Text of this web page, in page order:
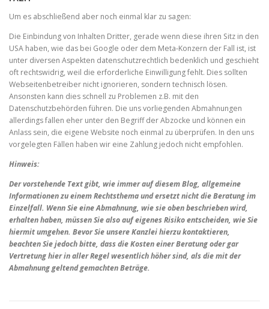
Um es abschließend aber noch einmal klar zu sagen:
Die Einbindung von Inhalten Dritter, gerade wenn diese ihren Sitz in den
USA haben, wie das bei Google oder dem Meta-Konzern der Fall ist, ist
unter diversen Aspekten datenschutzrechtlich bedenklich und geschieht
oft rechtswidrig, weil die erforderliche Einwilligung fehlt. Dies sollten
Webseitenbetreiber nicht ignorieren, sondern technisch lösen.
Ansonsten kann dies schnell zu Problemen z.B. mit den
Datenschutzbehörden führen. Die uns vorliegenden Abmahnungen
allerdings fallen eher unter den Begriff der Abzocke und können ein
Anlass sein, die eigene Website noch einmal zu überprüfen. In den uns
vorgelegten Fällen haben wir eine Zahlung jedoch nicht empfohlen.
Hinweis:
Der vorstehende Text gibt, wie immer auf diesem Blog, allgemeine
Informationen zu einem Rechtsthema und ersetzt nicht die Beratung im
Einzelfall. Wenn Sie eine Abmahnung, wie sie oben beschrieben wird,
erhalten haben, müssen Sie also auf eigenes Risiko entscheiden, wie Sie
hiermit umgehen. Bevor Sie unsere Kanzlei hierzu kontaktieren,
beachten Sie jedoch bitte, dass die Kosten einer Beratung oder gar
Vertretung hier in aller Regel wesentlich höher sind, als die mit der
Abmahnung geltend gemachten Beträge.